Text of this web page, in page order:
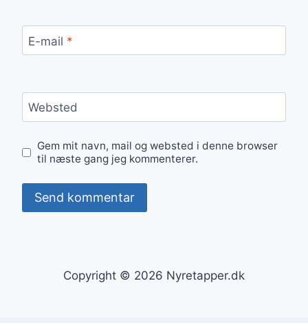
E-mail *
Websted
Gem mit navn, mail og websted i denne browser
til næste gang jeg kommenterer.
Copyright © 2026 Nyretapper.dk